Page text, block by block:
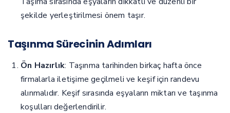
şekilde yerleştirilmesi önem taşır.
Taşınma Sürecinin Adımları
Ön Hazırlık: Taşınma tarihinden birkaç hafta önce
firmalarla iletişime geçilmeli ve keşif için randevu
alınmalıdır. Keşif sırasında eşyaların miktarı ve taşınma
koşulları değerlendirilir.